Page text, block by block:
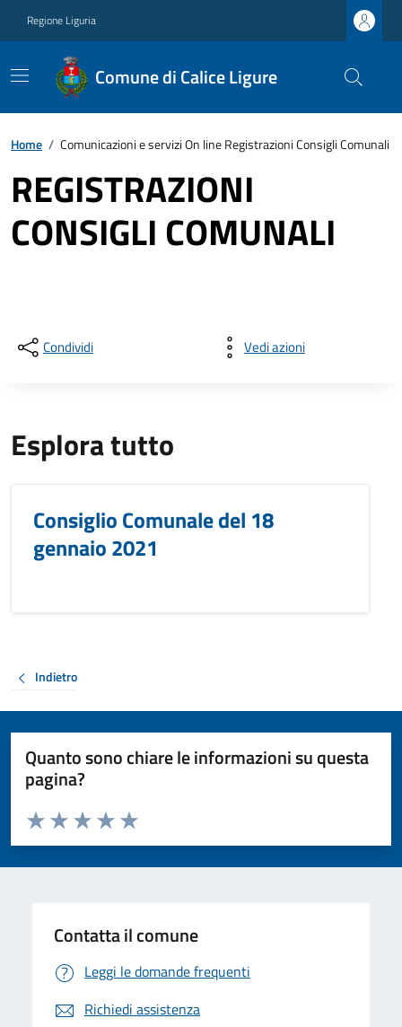
Regione Liguria
Comune di Calice Ligure
Home / Comunicazioni e servizi On line Registrazioni Consigli Comunali
REGISTRAZIONI
CONSIGLI COMUNALI
Condividi Vedi azioni
Esplora tutto
Consiglio Comunale del 18
gennaio 2021
Indietro
Quanto sono chiare le informazioni su questa
pagina?
Valuta da 1 a 5 stelle la pagina
Valuta 5 stelle su 5
Valuta 4 stelle su 5
Valuta 3 stelle su 5
Valuta 2 stelle su 5
Valuta 1 stelle su 5
Contatta il comune
Leggi le domande frequenti
Richiedi assistenza